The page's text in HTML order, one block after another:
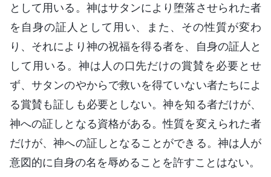
として用いる。神はサタンにより堕落させられた者
を自身の証人として用い、また、その性質が変わ
り、それにより神の祝福を得る者を、自身の証人と
して用いる。神は人の口先だけの賞賛を必要とせ
ず、サタンのやからで救いを得ていない者たちによ
る賞賛も証しも必要としない。神を知る者だけが、
神への証しとなる資格がある。性質を変えられた者
だけが、神への証しとなることができる。神は人が
意図的に自身の名を辱めることを許すことはない。